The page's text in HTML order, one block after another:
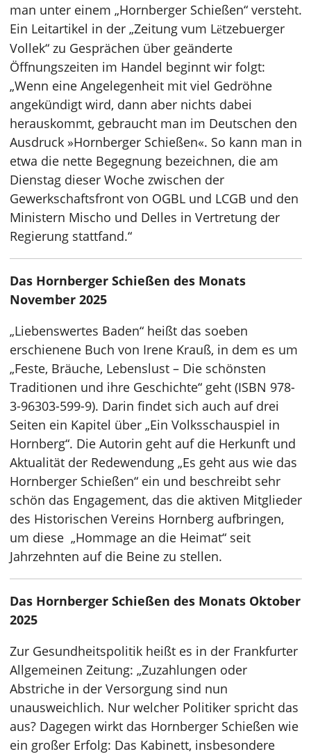
man unter einem „Hornberger Schießen“ versteht.
Ein Leitartikel in der „Zeitung vum Lëtzebuerger
Vollek“ zu Gesprächen über geänderte
Öffnungszeiten im Handel beginnt wir folgt:
„Wenn eine Angelegenheit mit viel Gedröhne
angekündigt wird, dann aber nichts dabei
herauskommt, gebraucht man im Deutschen den
Ausdruck »Hornberger Schießen«. So kann man in
etwa die nette Begegnung bezeichnen, die am
Dienstag dieser Woche zwischen der
Gewerkschaftsfront von OGBL und LCGB und den
Ministern Mischo und Delles in Vertretung der
Regierung stattfand.“
Das Hornberger Schießen des Monats
November 2025
„Liebenswertes Baden“ heißt das soeben
erschienene Buch von Irene Krauß, in dem es um
„Feste, Bräuche, Lebenslust – Die schönsten
Traditionen und ihre Geschichte“ geht (ISBN 978-
3-96303-599-9). Darin findet sich auch auf drei
Seiten ein Kapitel über „Ein Volksschauspiel in
Hornberg“. Die Autorin geht auf die Herkunft und
Aktualität der Redewendung „Es geht aus wie das
Hornberger Schießen“ ein und beschreibt sehr
schön das Engagement, das die aktiven Mitglieder
des Historischen Vereins Hornberg aufbringen,
um diese „Hommage an die Heimat“ seit
Jahrzehnten auf die Beine zu stellen.
Das Hornberger Schießen des Monats Oktober
2025
Zur Gesundheitspolitik heißt es in der Frankfurter
Allgemeinen Zeitung: „Zuzahlungen oder
Abstriche in der Versorgung sind nun
unausweichlich. Nur welcher Politiker spricht das
aus? Dagegen wirkt das Hornberger Schießen wie
ein großer Erfolg: Das Kabinett, insbesondere